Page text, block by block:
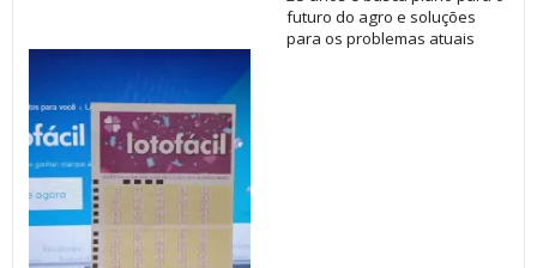
futuro do agro e soluções
para os problemas atuais